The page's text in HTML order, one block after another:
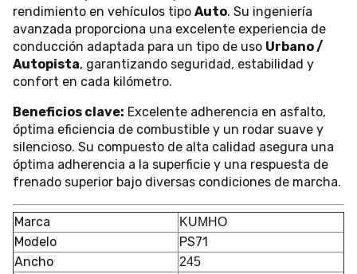
rendimiento en vehículos tipo Auto. Su ingeniería
avanzada proporciona una excelente experiencia de
conducción adaptada para un tipo de uso Urbano /
Autopista, garantizando seguridad, estabilidad y
confort en cada kilómetro.
Beneficios clave: Excelente adherencia en asfalto,
óptima eficiencia de combustible y un rodar suave y
silencioso. Su compuesto de alta calidad asegura una
óptima adherencia a la superficie y una respuesta de
frenado superior bajo diversas condiciones de marcha.
Marca KUMHO
Modelo
PS71
Ancho
245